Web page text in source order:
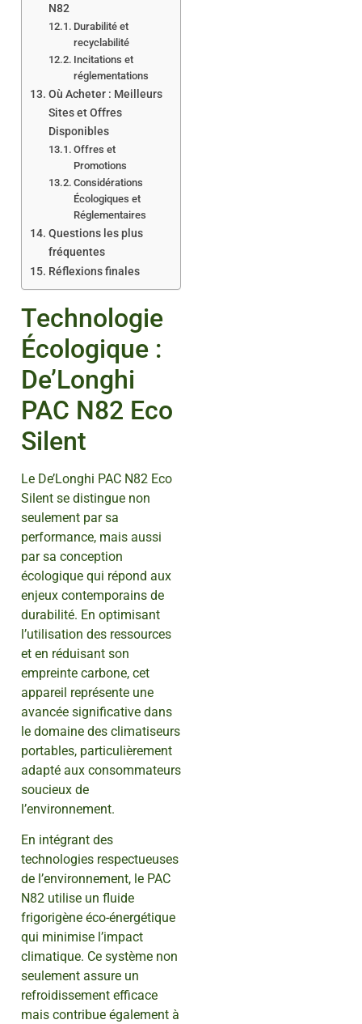
N82
Durabilité et
recyclabilité
Incitations et
réglementations
Où Acheter : Meilleurs
Sites et Offres
Disponibles
Offres et
Promotions
Considérations
Écologiques et
Réglementaires
Questions les plus
fréquentes
Réflexions finales
Technologie
Écologique :
De’Longhi
PAC N82 Eco
Silent
Le De’Longhi PAC N82 Eco
Silent se distingue non
seulement par sa
performance, mais aussi
par sa conception
écologique qui répond aux
enjeux contemporains de
durabilité. En optimisant
l’utilisation des ressources
et en réduisant son
empreinte carbone, cet
appareil représente une
avancée significative dans
le domaine des climatiseurs
portables, particulièrement
adapté aux consommateurs
soucieux de
l’environnement.
En intégrant des
technologies respectueuses
de l’environnement, le PAC
N82 utilise un fluide
frigorigène éco-énergétique
qui minimise l’impact
climatique. Ce système non
seulement assure un
refroidissement efficace
mais contribue également à